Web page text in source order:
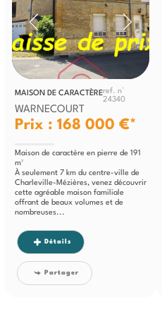
MAISON DE CARACTÈREref. n°
24340
WARNECOURT
Prix : 168 000 €*
Maison de caractère en pierre de 191
m²
À seulement 7 km du centre-ville de
Charleville-Mézières, venez découvrir
cette agréable maison familiale
offrant de beaux volumes et de
nombreuses...
Détails
Partager